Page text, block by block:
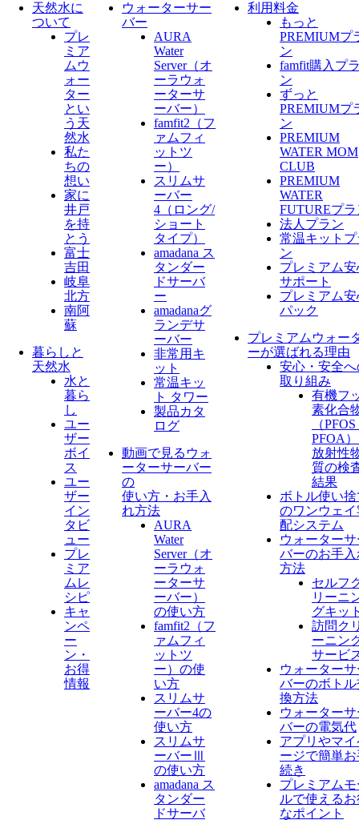
天然水に
ついて
プレ
ミア
ムウ
ォー
ター
とい
う天
然水
私た
ちの
想い
家に
井戸
を持
とう
富士
吉田
岐阜
北方
南阿
蘇
暮らしと
天然水
水と
暮ら
し
ユー
ザー
ボイ
ス
ユー
ザー
イン
タビ
ュー
プレ
ミア
ムレ
シピ
キャ
ンペ
ー
ン・
お得
情報
ウォーターサー
バー
AURA
Water
Server​（オ
ーラウォ
ーターサ
ーバー）
famfit2（フ
ァムフィ
ットツ
ー）
スリムサ
ーバー
4（ロング/
ショート
タイプ）
amadana ス
タンダー
ドサーバ
ー
amadanaグ
ランデサ
ーバー
非常用キ
ット
常温キッ
ト タワー
製品カタ
ログ
動画で見るウォ
ーターサーバー
の
使い方・お手入
れ方法
AURA
Water
Server​（オ
ーラウォ
ーターサ
ーバー）
の使い方
famfit2（フ
ァムフィ
ットツ
ー）の使
い方
スリムサ
ーバー4の
使い方
スリムサ
ーバーⅢ
の使い方
amadana ス
タンダー
ドサーバ
利用料金
もっと
PREMIUMプ
ン
famfit購入プ
ン
ずっと
PREMIUMプ
ン
PREMIUM
WATER MOM
CLUB
PREMIUM
WATER
FUTUREプラ
法人プラン
常温キットプ
ン
プレミアム安
サポート
プレミアム安
パック
プレミアムウォー
ーが選ばれる理由
安心・安全へ
取り組み
有機フ
素化合
（
PFOA
放射性
質の検
結果
ボトル使い捨
のワンウェイ
配システム
ウォーター
バーのお手入
方法
セルフ
リーニ
グキッ
訪問ク
ーニン
サービ
ウォーター
バーのボトル
換方法
ウォーター
バーの電気代
アプリやマイ
ージで簡単お
続き
プレミアムモ
ルで使える
なポイント